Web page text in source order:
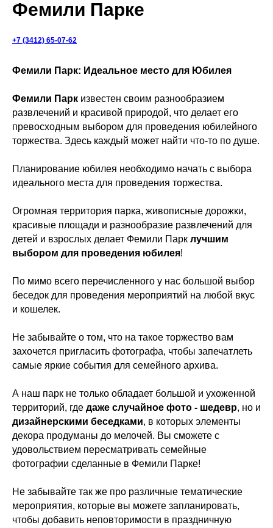
Фемили Парке
+7 (3412) 65-07-62
Фемили Парк: Идеальное место для Юбилея
Фемили Парк известен своим разнообразием
развлечений и красивой природой, что делает его
превосходным выбором для проведения юбилейного
торжества. Здесь каждый может найти что-то по душе.
Планирование юбилея необходимо начать с выбора
идеального места для проведения торжества.
Огромная территория парка, живописные дорожки,
красивые площади и разнообразие развлечений для
детей и взрослых делает Фемили Парк лучшим
выбором для проведения юбилея!
По мимо всего перечисленного у нас большой выбор
беседок для проведения мероприятий на любой вкус
и кошелек.
Не забывайте о том, что на такое торжество вам
захочется пригласить фотографа, чтобы запечатлеть
самые яркие события для семейного архива.
А наш парк не только обладает большой и ухоженной
территорий, где даже случайное фото - шедевр, но и
дизайнерскими беседками, в которых элементы
декора продуманы до мелочей. Вы сможете с
удовольствием пересматривать семейные
фотографии сделанные в Фемили Парке!
Не забывайте так же про различные тематические
мероприятия, которые вы можете запланировать,
чтобы добавить неповторимости в праздничную